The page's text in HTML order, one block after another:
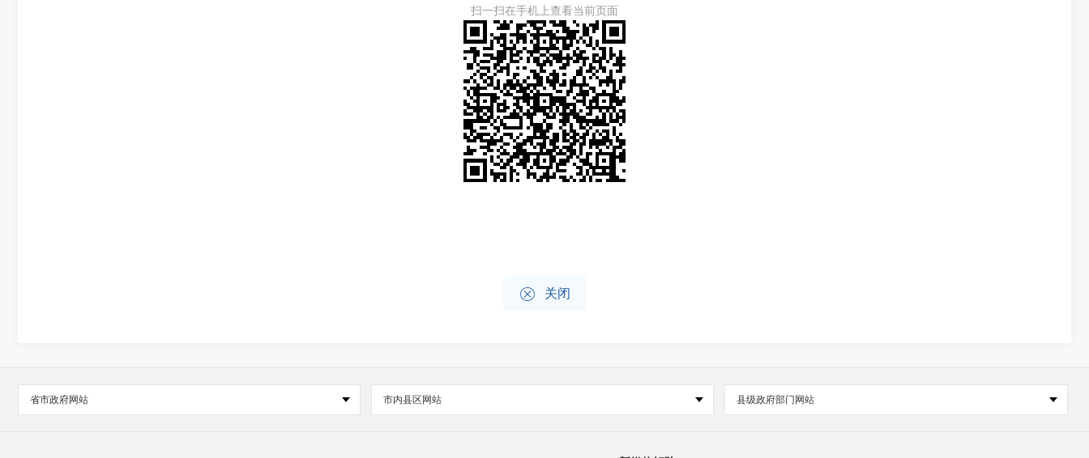
扫一扫在手机上查看当前页面
 关闭
省市政府网站 市内县区网站 县级政府部门网站